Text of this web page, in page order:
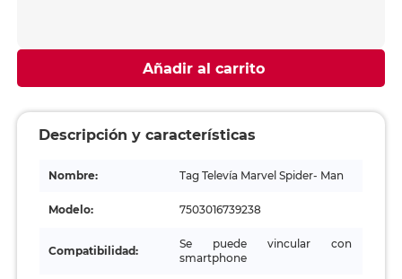
Añadir al carrito
Descripción y características
Nombre: Tag Televía Marvel Spider- Man
Modelo: 7503016739238
Compatibilidad:
Se puede vincular con
smartphone